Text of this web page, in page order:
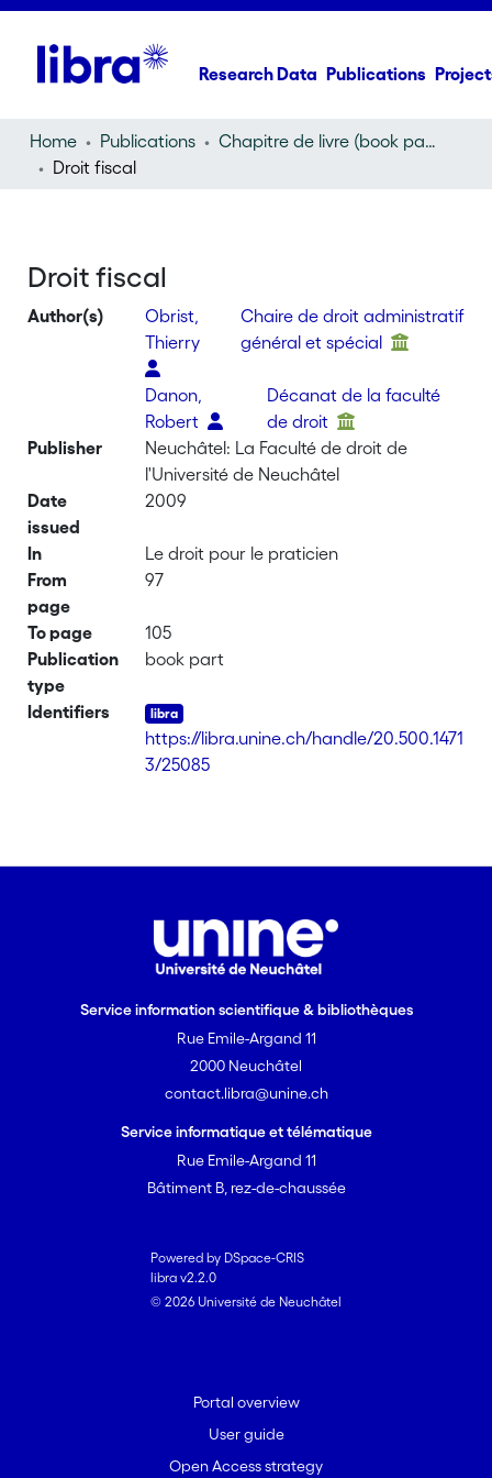
Research Data Publications
Home Publications
Chapitre de livre (book part)
Droit fiscal
Droit fiscal
Author(s)
Obrist,
Thierry
Chaire de droit administratif
général et spécial
Danon,
Robert
Décanat de la faculté
de droit
Publisher
Neuchâtel: La Faculté de droit de
l'Université de Neuchâtel
Date
issued
2009
In
Le droit pour le praticien
From
page
97
To page
105
Publication
type
book part
Identifiers
https://libra.unine.ch/handle/20.500.1471
3/25085
Service information scientifique & bibliothèques
Rue Emile-Argand 11
2000 Neuchâtel
contact.libra@unine.ch
Service informatique et télématique
Rue Emile-Argand 11
Bâtiment B, rez-de-chaussée
Powered by DSpace-CRIS
libra v2.2.0
© 2026 Université de Neuchâtel
Portal overview
User guide
Open Access strategy